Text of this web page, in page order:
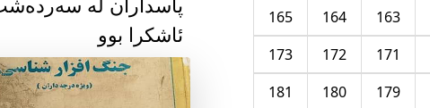
163
164
165
171
172
173
179
180
181
پاسداران لە
ئاشکرا بوو